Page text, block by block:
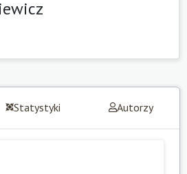
Statystyki Autorzy